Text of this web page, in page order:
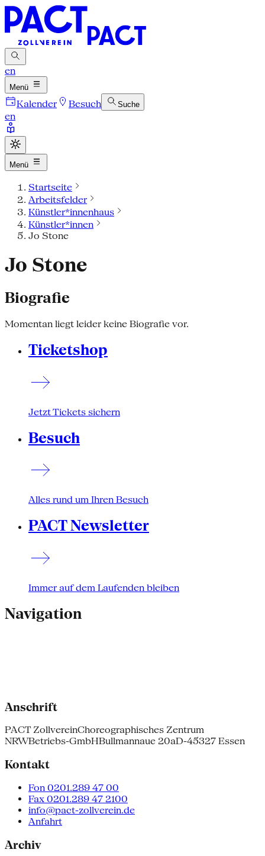
en
Menü
Kalender Besuch Suche
en
Menü
Startseite
Arbeitsfelder
Künstler*innenhaus
Künstler*innen
Jo Stone
Jo Stone
Biografie
Momentan liegt leider keine Biografie vor.
Ticketshop
Jetzt Tickets sichern
Besuch
Alles rund um Ihren Besuch
PACT Newsletter
Immer auf dem Laufenden bleiben
Navigation
Anschrift
PACT ZollvereinChoreographisches Zentrum
NRWBetriebs-GmbHBullmannaue 20aD-45327 Essen
Kontakt
Fon 0201.289 47 00
Fax 0201.289 47 2100
info@pact-zollverein.de
Anfahrt
Archiv